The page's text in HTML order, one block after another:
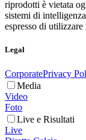
riprodotti è vietata
sistemi di
espresso di
Legal
CorporatePrivacy
Media
Video
Foto
Live e Risultati
Live